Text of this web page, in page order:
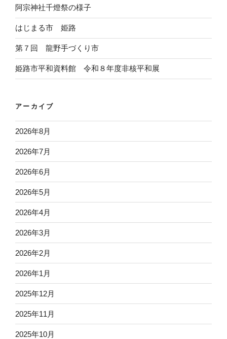
阿宗神社千燈祭の様子
はじまる市 姫路
第７回 龍野手づくり市
姫路市平和資料館 令和８年度非核平和展
アーカイブ
2026年8月
2026年7月
2026年6月
2026年5月
2026年4月
2026年3月
2026年2月
2026年1月
2025年12月
2025年11月
2025年10月